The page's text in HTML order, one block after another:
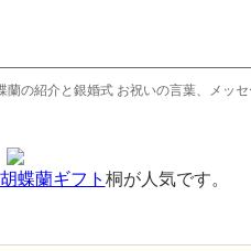
蘭の紹介と銀婚式 お祝いの言葉、メッ
蝶蘭ギフト 桐が人気です。